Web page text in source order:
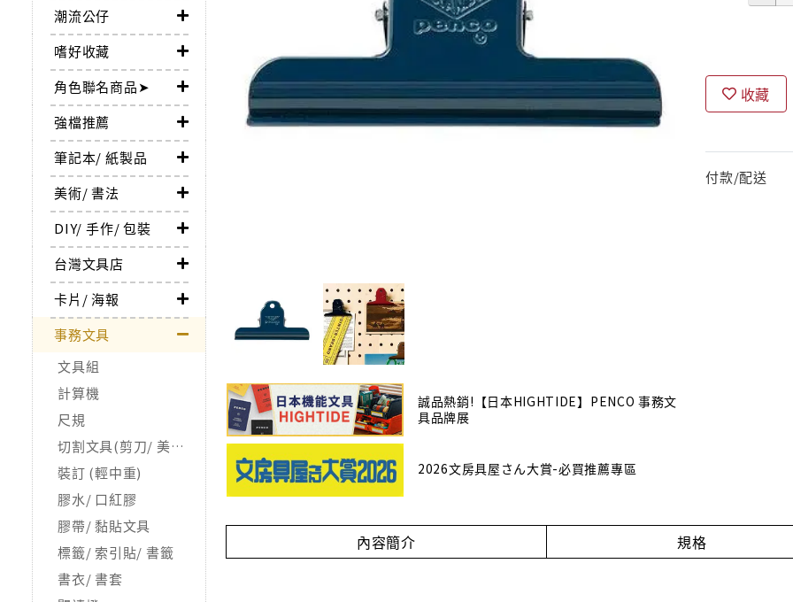
潮流公仔
嗜好收藏
角色聯名商品➤
強檔推薦
筆記本/ 紙製品
美術/ 書法
DIY/ 手作/ 包裝
台灣文具店
卡片/ 海報
事務文具
文具組
計算機
尺規
切割文具(剪刀/ 美工刀/ 拆信刀)
裝訂 (輕中重)
膠水/ 口紅膠
膠帶/ 黏貼文具
標籤/ 索引貼/ 書籤
書衣/ 書套
誠品熱銷!【日本HIGHTIDE】PENCO 事務文
具品牌展
2026文房具屋さん大賞-必買推薦專區
收藏
付款/配送
內容簡介 規格